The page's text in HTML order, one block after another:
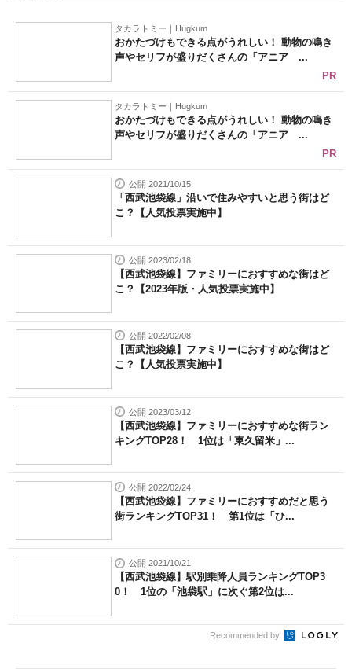
タカラトミー｜Hugkum
おかたづけもできる点がうれしい！ 動物の鳴き
声やセリフが盛りだくさんの「アニア ...
PR
タカラトミー｜Hugkum
おかたづけもできる点がうれしい！ 動物の鳴き
声やセリフが盛りだくさんの「アニア ...
PR
公開 2021/10/15
「西武池袋線」沿いで住みやすいと思う街はど
こ？【人気投票実施中】
公開 2023/02/18
【西武池袋線】ファミリーにおすすめな街はど
こ？【2023年版・人気投票実施中】
公開 2022/02/08
【西武池袋線】ファミリーにおすすめな街はど
こ？【人気投票実施中】
公開 2023/03/12
【西武池袋線】ファミリーにおすすめな街ラン
キングTOP28！ 1位は「東久留米」...
公開 2022/02/24
【西武池袋線】ファミリーにおすすめだと思う
街ランキングTOP31！ 第1位は「ひ...
公開 2021/10/21
【西武池袋線】駅別乗降人員ランキングTOP3
0！ 1位の「池袋駅」に次ぐ第2位は...
Recommended by